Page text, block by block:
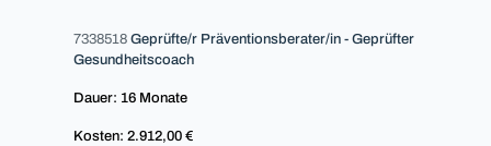
7338518 Geprüfte/r Präventionsberater/in - Geprüfter
Gesundheitscoach
Dauer: 16 Monate
Kosten: 2.912,00 €